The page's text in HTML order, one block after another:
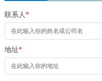
联系人*
地址*